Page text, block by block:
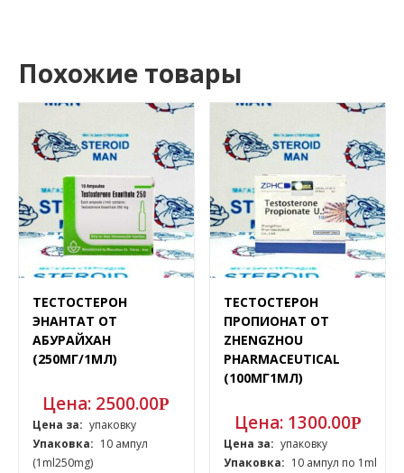
Похожие товары
ТЕСТОСТЕРОН
ЭНАНТАТ ОТ
АБУРАЙХАН
(250МГ/1МЛ)
Цена: 2500.00Р
Цена за: упаковку
Упаковка: 10 ампул
(1ml250mg)
ТЕСТОСТЕРОН
ПРОПИОНАТ ОТ
ZHENGZHOU
PHARMACEUTICAL
(100МГ1МЛ)
Цена: 1300.00Р
Цена за: упаковку
Упаковка: 10 ампул по 1ml